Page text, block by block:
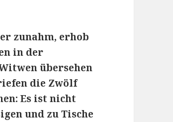
zunahm, erhob
in der
übersehen
die Zwölf
Es ist nicht
und zu Tische